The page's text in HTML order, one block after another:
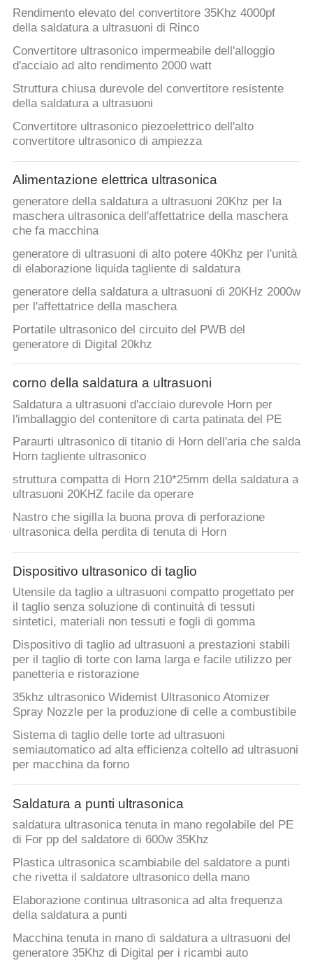
POLITICA
SULLA
PRIVACY
Rendimento elevato del convertitore 35Khz 4000pf
della saldatura a ultrasuoni di Rinco
Convertitore ultrasonico impermeabile dell'alloggio
d'acciaio ad alto rendimento 2000 watt
Struttura chiusa durevole del convertitore resistente
della saldatura a ultrasuoni
Convertitore ultrasonico piezoelettrico dell'alto
convertitore ultrasonico di ampiezza
Alimentazione elettrica ultrasonica
generatore della saldatura a ultrasuoni 20Khz per la
maschera ultrasonica dell'affettatrice della maschera
che fa macchina
generatore di ultrasuoni di alto potere 40Khz per l'unità
di elaborazione liquida tagliente di saldatura
generatore della saldatura a ultrasuoni di 20KHz 2000w
per l'affettatrice della maschera
Portatile ultrasonico del circuito del PWB del
generatore di Digital 20khz
corno della saldatura a ultrasuoni
Saldatura a ultrasuoni d'acciaio durevole Horn per
l'imballaggio del contenitore di carta patinata del PE
Paraurti ultrasonico di titanio di Horn dell'aria che salda
Horn tagliente ultrasonico
struttura compatta di Horn 210*25mm della saldatura a
ultrasuoni 20KHZ facile da operare
Nastro che sigilla la buona prova di perforazione
ultrasonica della perdita di tenuta di Horn
Dispositivo ultrasonico di taglio
Utensile da taglio a ultrasuoni compatto progettato per
il taglio senza soluzione di continuità di tessuti
sintetici, materiali non tessuti e fogli di gomma
Dispositivo di taglio ad ultrasuoni a prestazioni stabili
per il taglio di torte con lama larga e facile utilizzo per
panetteria e ristorazione
35khz ultrasonico Widemist Ultrasonico Atomizer
Spray Nozzle per la produzione di celle a combustibile
Sistema di taglio delle torte ad ultrasuoni
semiautomatico ad alta efficienza coltello ad ultrasuoni
per macchina da forno
Saldatura a punti ultrasonica
saldatura ultrasonica tenuta in mano regolabile del PE
di For pp del saldatore di 600w 35Khz
Plastica ultrasonica scambiabile del saldatore a punti
che rivetta il saldatore ultrasonico della mano
Elaborazione continua ultrasonica ad alta frequenza
della saldatura a punti
Macchina tenuta in mano di saldatura a ultrasuoni del
generatore 35Khz di Digital per i ricambi auto